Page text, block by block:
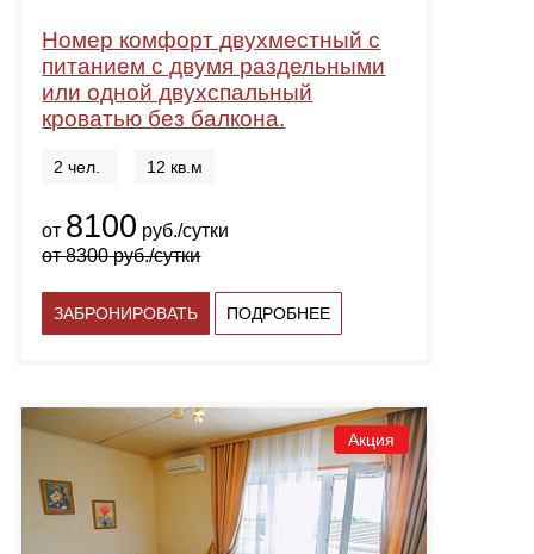
Номер комфорт двухместный с
питанием с двумя раздельными
или одной двухспальный
кроватью без балкона.
2 чел. 12 кв.м
от 8100 руб./сутки
от8300руб./сутки
ЗАБРОНИРОВАТЬ ПОДРОБНЕЕ
Акция